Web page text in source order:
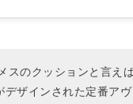
スのクッションと言え
デザインされた定番ア